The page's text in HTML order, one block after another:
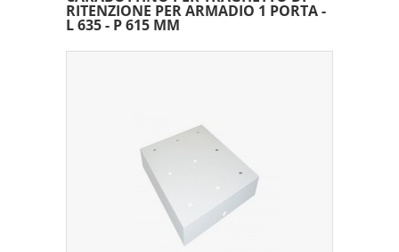
RITENZIONE PER ARMADIO 1 PORTA -
L 635 - P 615 MM